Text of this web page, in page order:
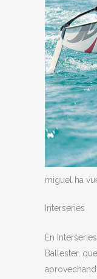
miguel ha
Interseries
En
Ballester,